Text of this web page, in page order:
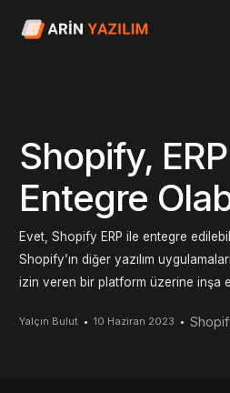
Shopify,
Entegre
Evet, Shopify ERP ile entegre
Shopify’ın diğer yazılım
izin veren bir platform üzerine inşa
Yalçın Bulut 10 Haziran 2023